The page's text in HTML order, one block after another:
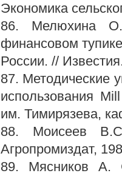
Экономика
86. Мелюхина О.
финансовом
России. //
87. Методические
использования
им. Тимирязева,
88. Моисеев
Агропромиздат,
89. Мясников А.